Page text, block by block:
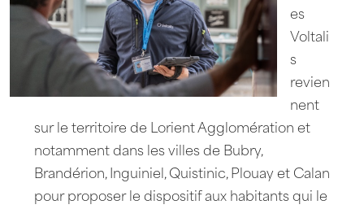
es
Voltali
s
revien
nent
sur le territoire de Lorient Agglomération et
notamment dans les villes de Bubry,
Brandérion, Inguiniel, Quistinic, Plouay et Calan
pour proposer le dispositif aux habitants qui le